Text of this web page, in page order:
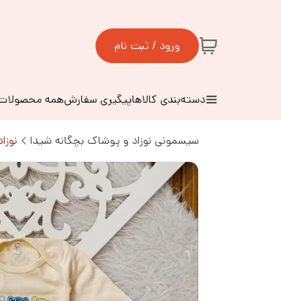
ورود / ثبت نام
دسته‌بندی کالاهاپیگیری سفارشهمه
سیسمونی نوزاد و پوشاک بچگانه شیدا